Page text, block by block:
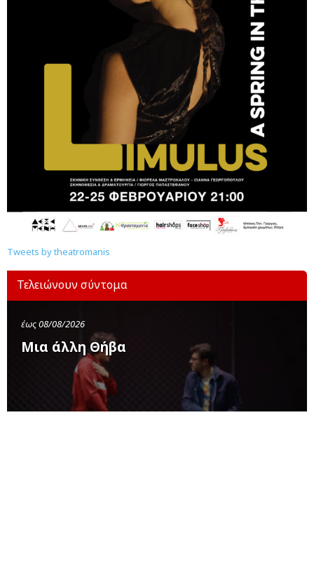
Tweets by theatromanis
Τελειώνουν σύντομα
έως 08/08/2026
Μια άλλη Θήβα